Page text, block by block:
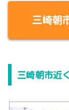
三崎朝
三崎朝市近